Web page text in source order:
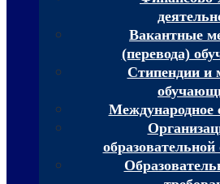
Вакантные
(перевода)
Стипендии и
Международное